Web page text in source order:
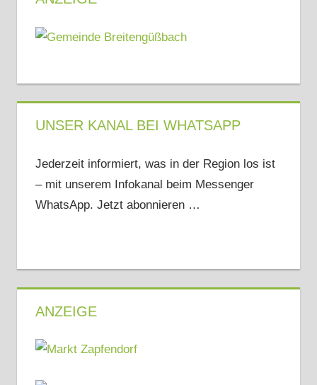
UNSER KANAL BEI WHATSAPP
Jederzeit informiert, was in der Region los ist
– mit unserem Infokanal beim Messenger
WhatsApp. Jetzt abonnieren …
ANZEIGE